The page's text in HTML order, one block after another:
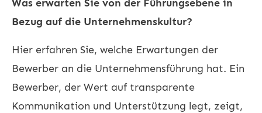
Was erwarten Sie von der Führungsebene in
Bezug auf die Unternehmenskultur?
Hier erfahren Sie, welche Erwartungen der
Bewerber an die Unternehmensführung hat. Ein
Bewerber, der Wert auf transparente
Kommunikation und Unterstützung legt, zeigt,